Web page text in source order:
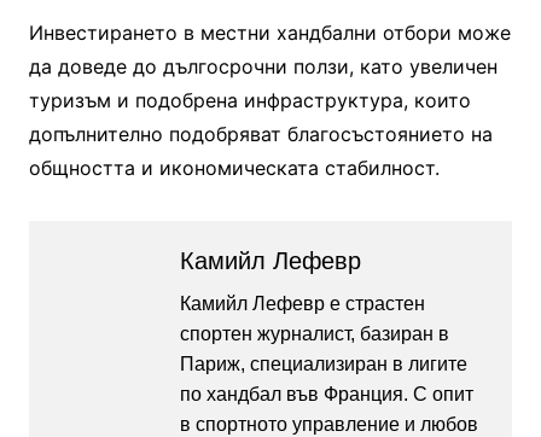
Инвестирането в местни хандбални отбори може
да доведе до дългосрочни ползи, като увеличен
туризъм и подобрена инфраструктура, които
допълнително подобряват благосъстоянието на
общността и икономическата стабилност.
Камийл Лефевр
Камийл Лефевр е страстен
спортен журналист, базиран в
Париж, специализиран в лигите
по хандбал във Франция. С опит
в спортното управление и любов